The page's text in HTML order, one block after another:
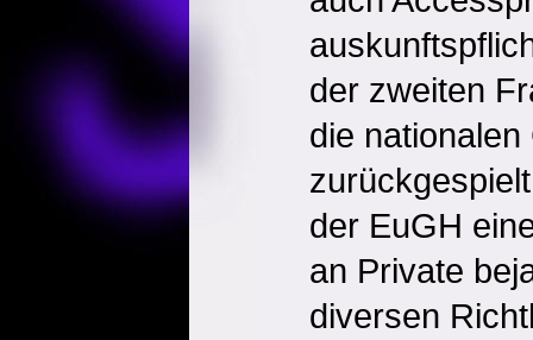
der zweiten
die
der EuGH
an Private
diversen